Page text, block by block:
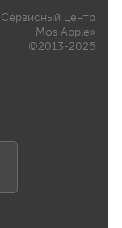
Сервисный центр
Mos Apple»
©2013-2026